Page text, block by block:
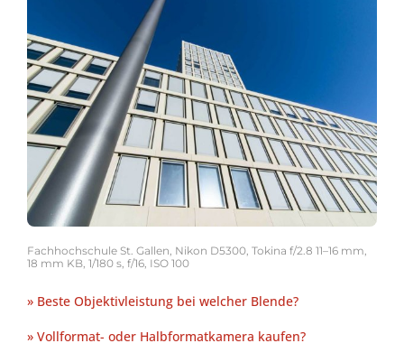
Fachhochschule St. Gallen, Nikon D5300, Tokina f/2.8 11–16 mm,
18 mm KB, 1/180 s, f/16, ISO 100
» Beste Objektivleistung bei welcher Blende?
» Vollformat- oder Halbformatkamera kaufen?